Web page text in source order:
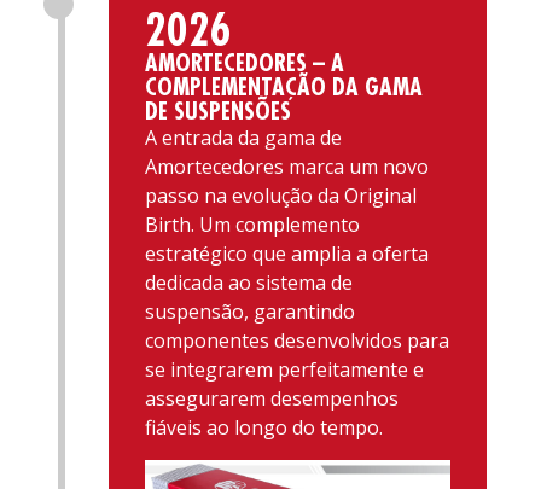
2026
AMORTECEDORES – A
COMPLEMENTAÇÃO DA GAMA
DE SUSPENSÕES
A entrada da gama de
Amortecedores marca um novo
passo na evolução da Original
Birth. Um complemento
estratégico que amplia a oferta
dedicada ao sistema de
suspensão, garantindo
componentes desenvolvidos para
se integrarem perfeitamente e
assegurarem desempenhos
fiáveis ao longo do tempo.